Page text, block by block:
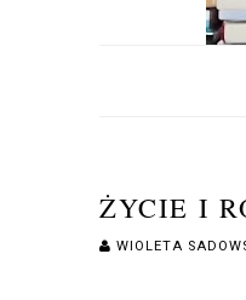
ŻYCIE I
WIOLETA